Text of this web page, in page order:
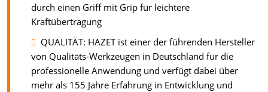
durch einen Griff mit Grip für leichtere
Kraftübertragung
QUALITÄT: HAZET ist einer der führenden Hersteller
von Qualitäts-Werkzeugen in Deutschland für die
professionelle Anwendung und verfügt dabei über
mehr als 155 Jahre Erfahrung in Entwicklung und